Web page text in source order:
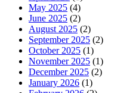
May 2025 (4)
June 2025 (2)
August 2025 (2)
September 2025 (2)
October 2025 (1)
November 2025 (1)
December 2025 (2)
January 2026 (1)